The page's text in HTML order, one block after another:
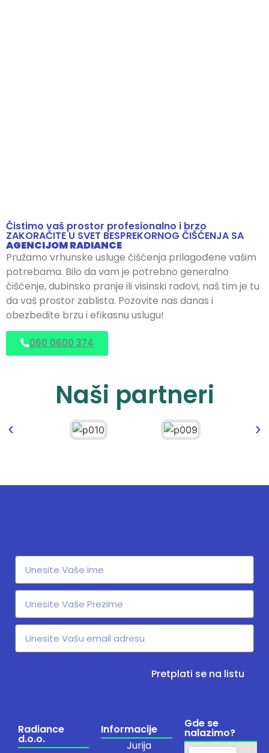
Čistimo vaš prostor profesionalno i brzo
ZAKORAČITE U SVET BESPREKORNOG ČIŠĆENJA SA
AGENCIJOM RADIANCE
Pružamo vrhunske usluge čišćenja prilagođene vašim
potrebama. Bilo da vam je potrebno generalno
čišćenje, dubinsko pranje ili visinski radovi, naš tim je tu
da vaš prostor zablista. Pozovite nas danas i
obezbedite brzu i efikasnu uslugu!
060 0600 374
Naši partneri
Pretplati se na listu
Radiance
d.o.o.
Informacije
Jurija
Gde se
nalazimo?